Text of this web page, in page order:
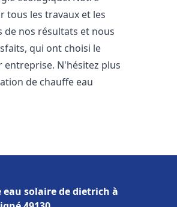
tous les travaux et les
de nos résultats et nous
qui ont choisi le
N'hésitez plus
de chauffe eau
eau solaire de dietrich à